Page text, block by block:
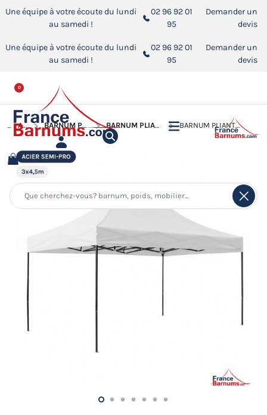
Une équipe à votre écoute du lundi
au samedi !
02 96 92 01
95
Demander un
devis
Une équipe à votre écoute du lundi
au samedi !
02 96 92 01
95
Demander un
devis
0
ACCUEIL BARNUM PLIANT - TONNELLE ACIER SEMI PRO BARNUM PLIANT - TONNELLE ACIER SEMI PRO 3MX4,5M BARNUM PLIANT - TONNELLE ACIER SEMI PRO 3MX4,5M BLANC